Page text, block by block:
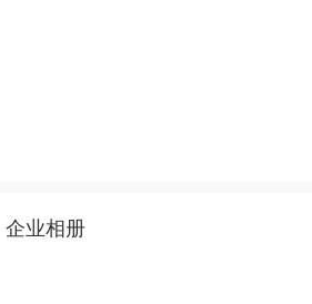
企业相册